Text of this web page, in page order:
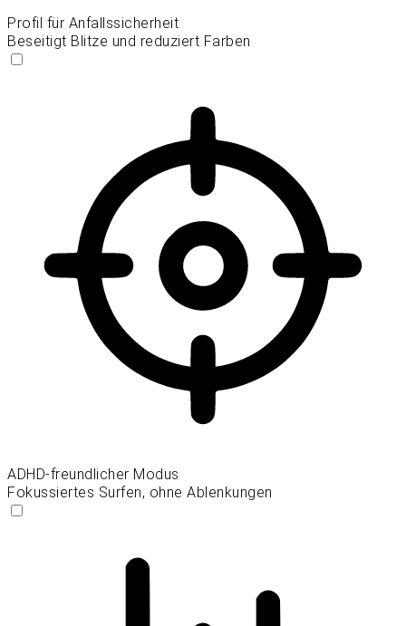
Profil für Anfallssicherheit
Beseitigt Blitze und reduziert Farben
ADHD-freundlicher Modus
Fokussiertes Surfen, ohne Ablenkungen